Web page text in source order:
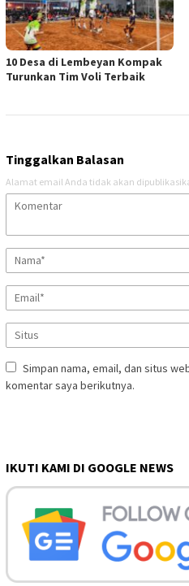
10 Desa di Lembeyan Kompak
Turunkan Tim Voli Terbaik
Tinggalkan Balasan
Alamat email Anda tidak akan
Simpan nama, email, dan situs
komentar saya berikutnya.
IKUTI KAMI DI GOOGLE NEWS